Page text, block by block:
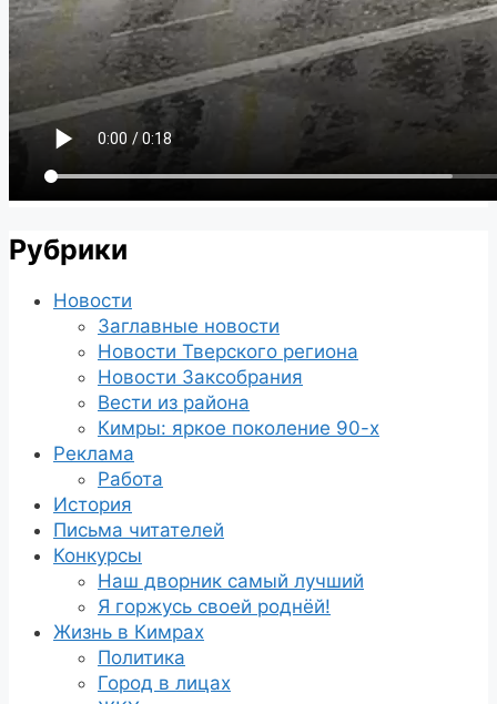
Рубрики
Новости
Заглавные новости
Новости Тверского региона
Новости Заксобрания
Вести из района
Кимры: яркое поколение 90-х
Реклама
Работа
История
Письма читателей
Конкурсы
Наш дворник самый лучший
Я горжусь своей роднёй!
Жизнь в Кимрах
Политика
Город в лицах